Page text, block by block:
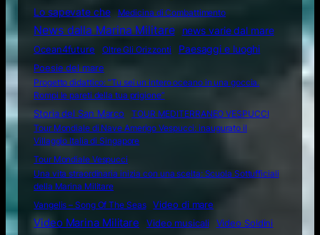
Lo sapevate che Medicina di Combattimento
News dalla Marina Militare
news varie dal mare
Ocean4future
Oltre Gli Orizzonti
Paesaggi e luoghi
Poesie del mare
Progetto didattico: “Tu sei un intero oceano in una goccia.
Rompi le pareti della tua prigione”
Storia del San Marco
TOUR MEDITERRANEO VESPUCCI
Tour Mondiale di Nave Amerigo Vespucci: inaugurato il
Villaggio Italia di Singapore
Tour Mondiale Vespucci
Una vita straordinaria inizia con una scelta: Scuola Sottufficiali
della Marina Militare
Vangelis – Song Of The Seas
Video di mare
Video Marina Militare Video musicali
Video Soldini